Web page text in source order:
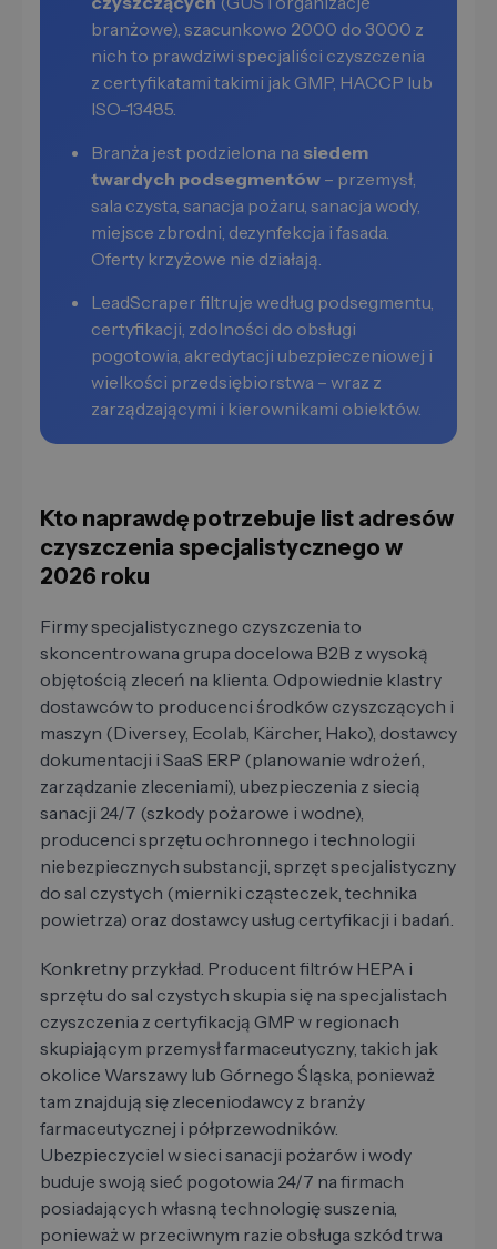
branżowe), szacunkowo 2000 do 3000 z
nich to prawdziwi specjaliści czyszczenia
z certyfikatami takimi jak GMP, HACCP lub
ISO-13485.
Branża jest podzielona na siedem
twardych podsegmentów – przemysł,
sala czysta, sanacja pożaru, sanacja wody,
miejsce zbrodni, dezynfekcja i fasada.
Oferty krzyżowe nie działają.
LeadScraper filtruje według podsegmentu,
certyfikacji, zdolności do obsługi
pogotowia, akredytacji ubezpieczeniowej i
wielkości przedsiębiorstwa – wraz z
zarządzającymi i kierownikami obiektów.
Kto naprawdę potrzebuje list adresów
czyszczenia specjalistycznego w
2026 roku
Firmy specjalistycznego czyszczenia to
skoncentrowana grupa docelowa B2B z wysoką
objętością zleceń na klienta. Odpowiednie klastry
dostawców to producenci środków czyszczących i
maszyn (Diversey, Ecolab, Kärcher, Hako), dostawcy
dokumentacji i SaaS ERP (planowanie wdrożeń,
zarządzanie zleceniami), ubezpieczenia z siecią
sanacji 24/7 (szkody pożarowe i wodne),
producenci sprzętu ochronnego i technologii
niebezpiecznych substancji, sprzęt specjalistyczny
do sal czystych (mierniki cząsteczek, technika
powietrza) oraz dostawcy usług certyfikacji i badań.
Konkretny przykład. Producent filtrów HEPA i
sprzętu do sal czystych skupia się na specjalistach
czyszczenia z certyfikacją GMP w regionach
skupiającym przemysł farmaceutyczny, takich jak
okolice Warszawy lub Górnego Śląska, ponieważ
tam znajdują się zleceniodawcy z branży
farmaceutycznej i półprzewodników.
Ubezpieczyciel w sieci sanacji pożarów i wody
buduje swoją sieć pogotowia 24/7 na firmach
posiadających własną technologię suszenia,
ponieważ w przeciwnym razie obsługa szkód trwa